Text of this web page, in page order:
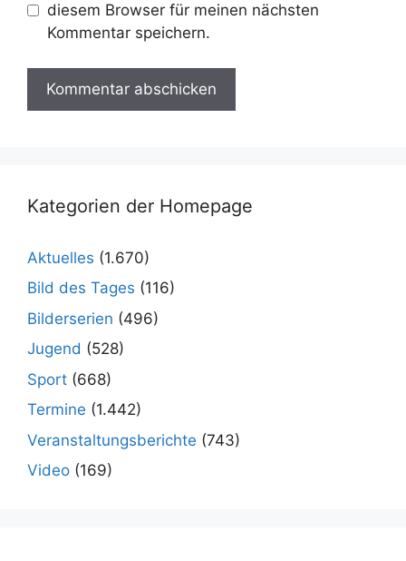
diesem Browser für meinen nächsten
Kommentar speichern.
Kategorien der Homepage
Aktuelles (1.670)
Bild des Tages (116)
Bilderserien (496)
Jugend (528)
Sport (668)
Termine (1.442)
Veranstaltungsberichte (743)
Video (169)